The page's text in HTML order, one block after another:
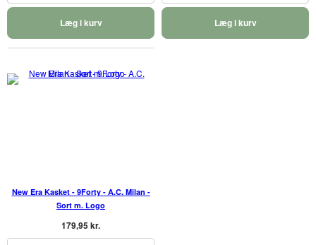
Læg i kurv Læg i kurv
New Era Kasket - 9Forty - A.C. Milan -
Sort m. Logo
179,95 kr.